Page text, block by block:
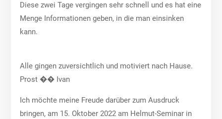
Diese zwei Tage vergingen sehr schnell und es hat eine
Menge Informationen geben, in die man einsinken
kann.
Alle gingen zuversichtlich und motiviert nach Hause.
Prost �� Ivan
Ich möchte meine Freude darüber zum Ausdruck
bringen, am 15. Oktober 2022 am Helmut-Seminar in